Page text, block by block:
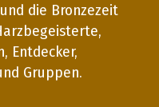
die Bronzezeit
Entdecker,
Gruppen.